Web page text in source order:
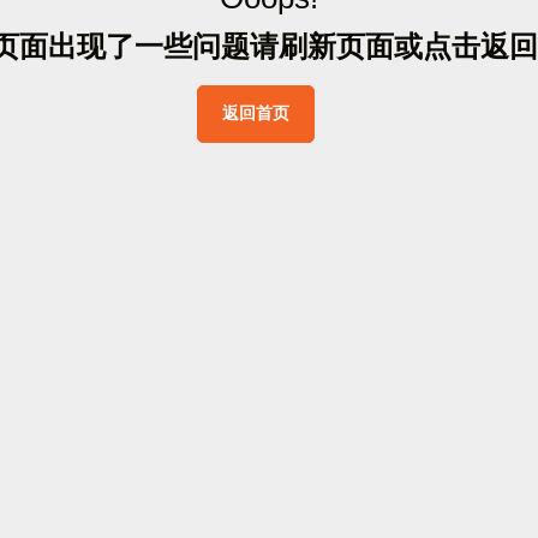
面出现了一些问题请刷新页面或点击返 回
返回首页